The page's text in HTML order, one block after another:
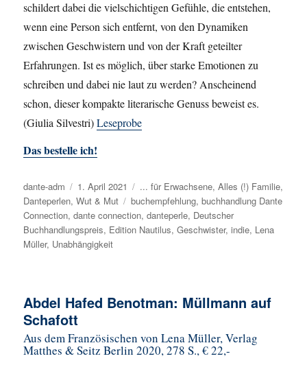
schildert dabei die vielschichtigen Gefühle, die entstehen,
wenn eine Person sich entfernt, von den Dynamiken
zwischen Geschwistern und von der Kraft geteilter
Erfahrungen. Ist es möglich, über starke Emotionen zu
schreiben und dabei nie laut zu werden? Anscheinend
schon, dieser kompakte literarische Genuss beweist es.
(Giulia Silvestri)Leseprobe
Das bestelle ich!
Autor
dante-adm
Veröffentlicht
am
1. April 2021 Kategorien
... für Erwachsene,Alles (!) Familie,
Danteperlen,Wut & Mut Schlagwörter
buchempfehlung,buchhandlung Dante
Connection,dante connection,danteperle, Deutscher
Buchhandlungspreis, Edition Nautilus,Geschwister,indie, Lena
Müller, Unabhängigkeit
Abdel Hafed Benotman: Müllmann auf
Schafott
Aus dem Französischen von Lena Müller, Verlag
Matthes & Seitz Berlin 2020, 278 S., € 22,-